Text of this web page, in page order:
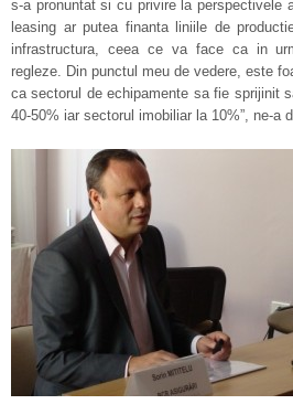
s-a pronuntat si cu privire la perspectivele
leasing ar putea finanta liniile de
infrastructura, ceea ce va face ca in
regleze. Din punctul meu de vedere, este
ca sectorul de echipamente sa fie sprijinit
40-50% iar sectorul imobiliar la 10%”, ne-a